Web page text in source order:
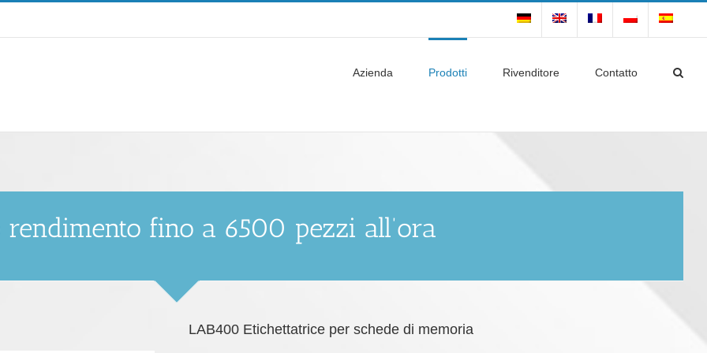
Azienda Prodotti Rivenditore Contatto
rendimento fino a 6500 pezzi all’ora
LAB400 Etichettatrice per schede di memoria